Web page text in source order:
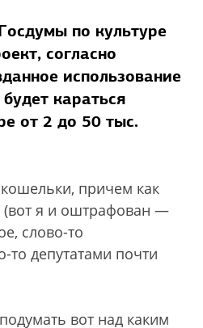
по культуре
согласно
использование
караться
от 2 до 50 тыс.
причем как
я и оштрафован —
слово-то
то депутатами почти
вот над каким